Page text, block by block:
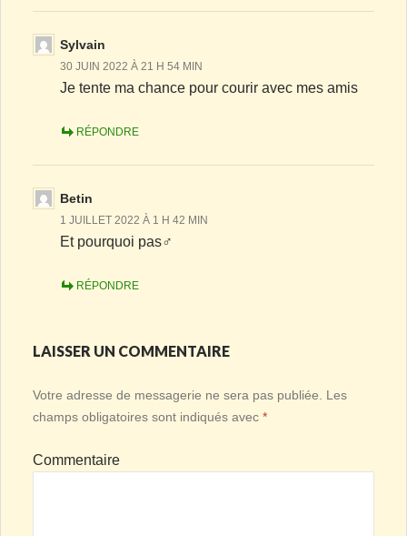
Sylvain
30 JUIN 2022 À 21 H 54 MIN
Je tente ma chance pour courir avec mes amis
RÉPONDRE
Betin
1 JUILLET 2022 À 1 H 42 MIN
Et pourquoi pas‍♂️
RÉPONDRE
LAISSER UN COMMENTAIRE
Votre adresse de messagerie ne sera pas publiée. Les
champs obligatoires sont indiqués avec *
Commentaire